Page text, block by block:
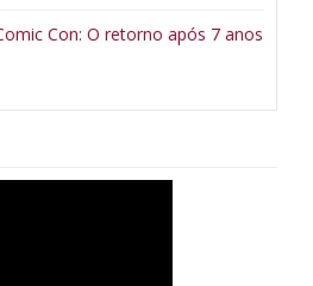
Con: O retorno após 7 anos